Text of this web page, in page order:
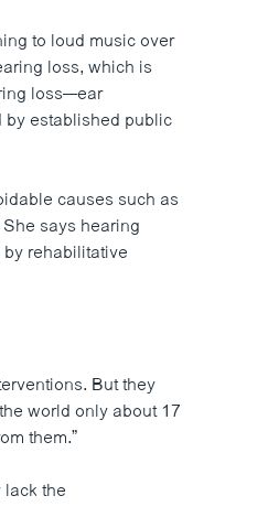
to loud music over
loss, which is
loss—ear
established public
causes such as
says hearing
rehabilitative
But they
world only about 17
them.”
the